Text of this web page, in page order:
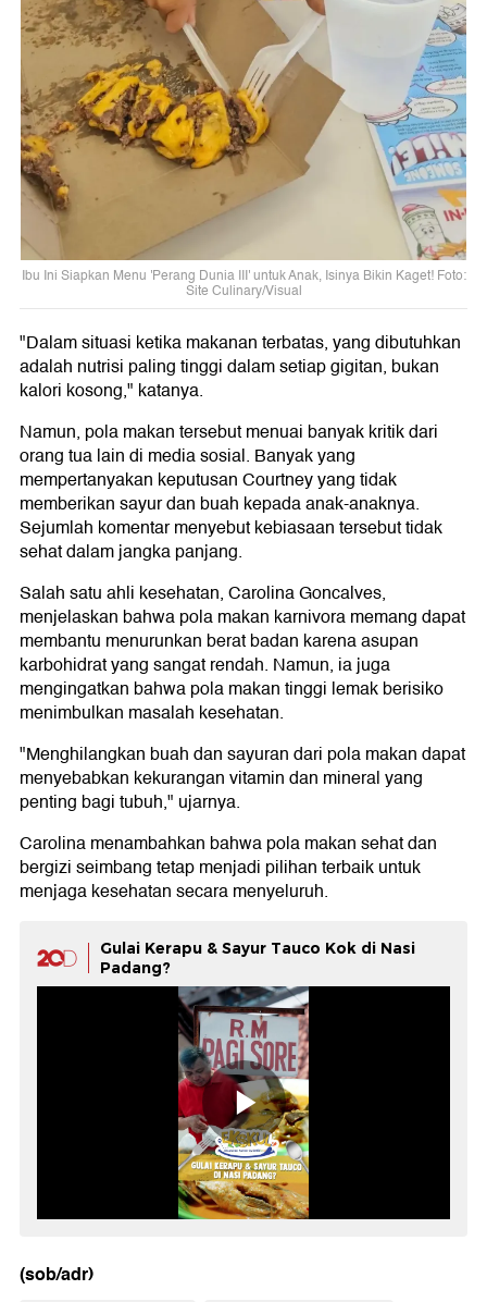
Ibu Ini Siapkan Menu 'Perang Dunia III' untuk Anak, Isinya Bikin Kaget! Foto:
Site Culinary/Visual
"Dalam situasi ketika makanan terbatas, yang dibutuhkan
adalah nutrisi paling tinggi dalam setiap gigitan, bukan
kalori kosong," katanya.
Namun, pola makan tersebut menuai banyak kritik dari
orang tua lain di media sosial. Banyak yang
mempertanyakan keputusan Courtney yang tidak
memberikan sayur dan buah kepada anak-anaknya.
Sejumlah komentar menyebut kebiasaan tersebut tidak
sehat dalam jangka panjang.
Salah satu ahli kesehatan, Carolina Goncalves,
menjelaskan bahwa pola makan karnivora memang dapat
membantu menurunkan berat badan karena asupan
karbohidrat yang sangat rendah. Namun, ia juga
mengingatkan bahwa pola makan tinggi lemak berisiko
menimbulkan masalah kesehatan.
"Menghilangkan buah dan sayuran dari pola makan dapat
menyebabkan kekurangan vitamin dan mineral yang
penting bagi tubuh," ujarnya.
Carolina menambahkan bahwa pola makan sehat dan
bergizi seimbang tetap menjadi pilihan terbaik untuk
menjaga kesehatan secara menyeluruh.
Gulai Kerapu & Sayur Tauco Kok di Nasi
Padang?
(sob/adr)